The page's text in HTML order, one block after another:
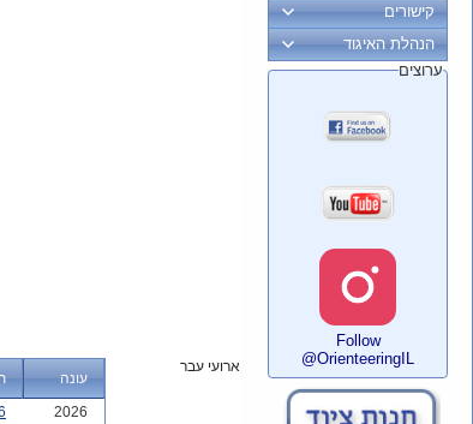
ארועי עבר
עונה
2026
קישורים
הנהלת האיגוד
ערוצים
Follow
@OrienteeringIL